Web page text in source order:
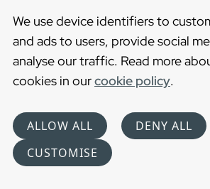
We use device identifiers to
and ads to users, provide social
analyse our traffic. Read more
cookies in ourcookie policy.
ALLOW ALL
DENY ALL
CUSTOMISE
Cookies
Choose language